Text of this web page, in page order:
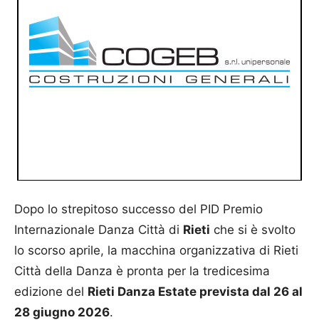
Dopo lo strepitoso successo del PID Premio
Internazionale Danza Città di Rieti che si è svolto
lo scorso aprile, la macchina organizzativa di Rieti
Città della Danza è pronta per la tredicesima
edizione del Rieti Danza Estate prevista dal 26 al
28 giugno 2026.